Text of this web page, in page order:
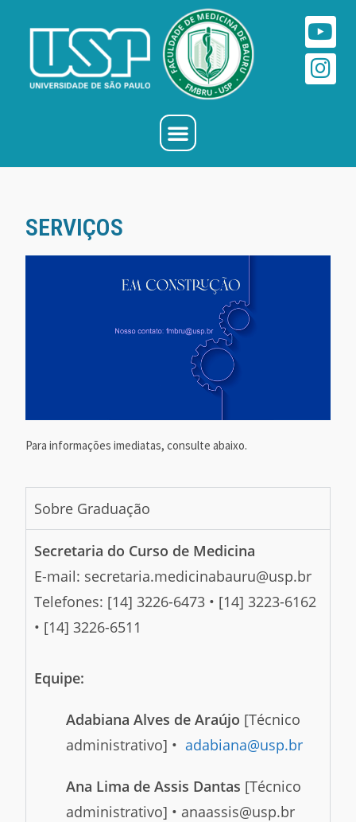
SERVIÇOS
Para informações imediatas, consulte abaixo.
Sobre Graduação
Secretaria do Curso de Medicina
E-mail: secretaria.medicinabauru@usp.br
Telefones: [14] 3226-6473 • [14] 3223-6162
• [14] 3226-6511
Equipe:
Adabiana Alves de Araújo [Técnico
administrativo] •adabiana@usp.br
Ana Lima de Assis Dantas [Técnico
administrativo] • anaassis@usp.br